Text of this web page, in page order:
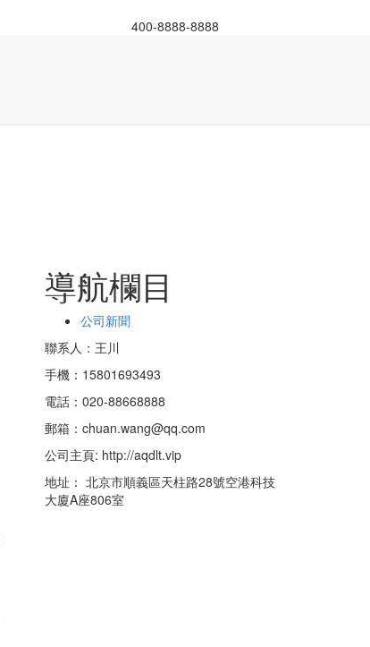
400-8888-8888
導航欄目
公司新聞
聯系人：王川
手機：15801693493
電話：020-88668888
郵箱：chuan.wang@qq.com
公司主頁: http://aqdlt.vip
地址： 北京市順義區天柱路28號空港科技
大廈A座806室